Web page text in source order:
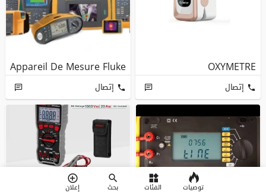
OXYMETRE
إتصال
Appareil De Mesure Fluke
إتصال
MULTIMETRE Metrix
DIGITAL 600V CROWN توصيات الفئات بحث إعلان